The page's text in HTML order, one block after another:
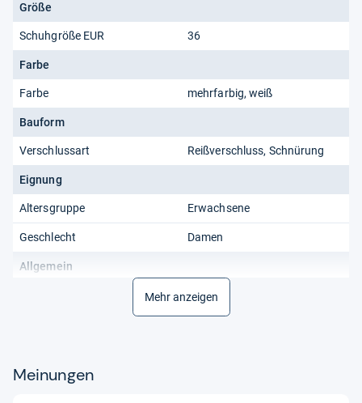
Größe
Schuhgröße EUR 36
Farbe
Farbe mehrfarbig, weiß
Bauform
Verschlussart Reißverschluss, Schnürung
Eignung
Altersgruppe Erwachsene
Geschlecht Damen
Allgemein
Slip-Ons, Sneaker Low
Innenfutter
Mehr anzeigen
Meinungen